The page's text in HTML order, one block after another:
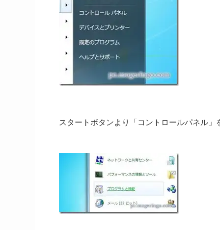
スタートボタンより「コントロールパネル」